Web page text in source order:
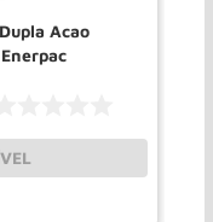
Acao